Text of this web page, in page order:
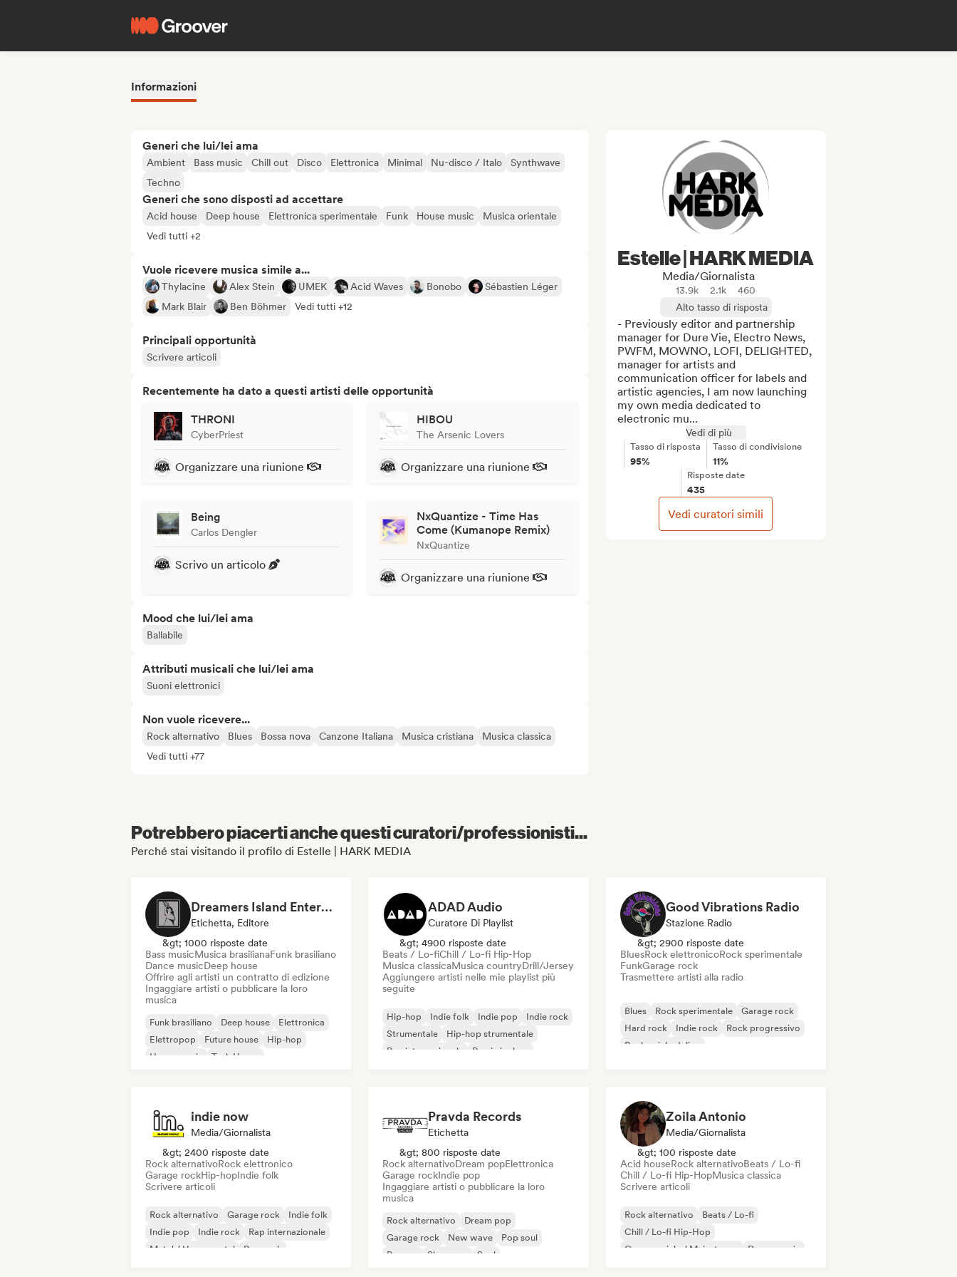
Informazioni
Generi che lui/lei ama
Ambient Bass music Chill out Disco Elettronica Minimal Nu-disco / Italo
Synthwave
Techno
Generi che sono disposti ad accettare
Acid house Deep house Elettronica sperimentale Funk House music
Musica orientale
Vedi tutti +2
Vuole ricevere musica simile a...
Thylacine Alex Stein UMEK Acid Waves Bonobo
Sébastien Léger
Mark Blair
Ben Böhmer Vedi tutti +12
Principali opportunità
Scrivere articoli
Recentemente ha dato a questi artisti delle opportunità
THRONI
CyberPriest
Organizzare una riunione
HIBOU
The Arsenic Lovers
Organizzare una riunione
Being
Carlos Dengler
Scrivo un articolo
NxQuantize - Time Has
Come (Kumanope Remix)
NxQuantize
Organizzare una riunione
Mood che lui/lei ama
Ballabile
Attributi musicali che lui/lei ama
Suoni elettronici
Non vuole ricevere...
Rock alternativo Blues Bossa nova Canzone Italiana Musica cristiana
Musica classica
Vedi tutti +77
Estelle | HARK MEDIA
Media/Giornalista
13.9k 2.1k
460
Alto tasso di risposta
- Previously editor and partnership
manager for Dure Vie, Electro News,
PWFM, MOWNO, LOFI, DELIGHTED,
manager for artists and
communication officer for labels and
artistic agencies, I am now launching
my own media dedicated to
electronic mu...
Vedi di più
Tasso di risposta
95%
Tasso di condivisione
11%
Risposte date
435
Vedi curatori simili
Potrebbero piacerti anche questi curatori/professionisti...
Perché stai visitando il profilo di Estelle | HARK MEDIA
Dreamers Island Entertainment
Etichetta, Editore
&gt; 1000 risposte date
Bass musicMusica brasilianaFunk brasiliano
Dance musicDeep house
Offrire agli artisti un contratto di edizione
Ingaggiare artisti o pubblicare la loro
musica
Funk brasiliano Deep house
Elettronica
Elettropop
Future house
Hip-hop
House music
Tech House
ADAD Audio
Curatore Di Playlist
&gt; 4900 risposte date
Beats / Lo-fiChill / Lo-fi Hip-Hop
Musica classicaMusica countryDrill/Jersey
Aggiungere artisti nelle mie playlist più
seguite
Hip-hop Indie folk Indie pop
Indie rock
Strumentale
Hip-hop strumentale
Rap internazionale
Rap in inglese
Good Vibrations Radio
Stazione Radio
&gt; 2900 risposte date
BluesRock elettronicoRock sperimentale
FunkGarage rock
Trasmettere artisti alla radio
Blues Rock sperimentale
Garage rock
Hard rock
Indie rock
Rock progressivo
Rock psichedelico
indie now
Media/Giornalista
&gt; 2400 risposte date
Rock alternativoRock elettronico
Garage rockHip-hopIndie folk
Scrivere articoli
Rock alternativo Garage rock
Indie folk
Indie pop
Indie rock
Rap internazionale
Metal / Heavy metal
Pop rock
Pravda Records
Etichetta
&gt; 800 risposte date
Rock alternativoDream popElettronica
Garage rockIndie pop
Ingaggiare artisti o pubblicare la loro
musica
Rock alternativo
Dream pop
Garage rock
New wave
Pop soul
Reggae
Shoegaze Soul
Zoila Antonio
Media/Giornalista
&gt; 100 risposte date
Acid houseRock alternativoBeats / Lo-fi
Chill / Lo-fi Hip-HopMusica classica
Scrivere articoli
Rock alternativo
Beats / Lo-fi
Chill / Lo-fi Hip-Hop
Commerciale / Mainstream
Dance music